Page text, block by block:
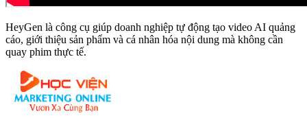
HeyGen là công cụ giúp doanh nghiệp tự động tạo video AI quảng
cáo, giới thiệu sản phẩm và cá nhân hóa nội dung mà không cần
quay phim thực tế.